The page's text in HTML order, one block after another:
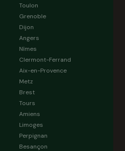
Toulon
Grenoble
Dijon
Angers
Nîmes
Clermont-Ferrand
Aix-en-Provence
Metz
Brest
Tours
Amiens
Limoges
Perpignan
Besançon